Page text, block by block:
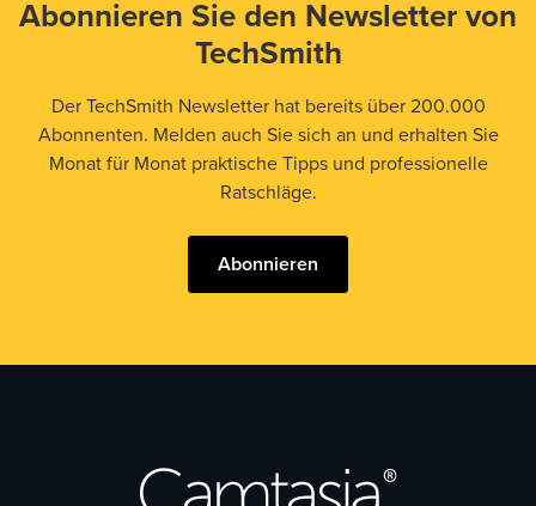
Abonnieren Sie den Newsletter von
TechSmith
Der TechSmith Newsletter hat bereits über 200.000
Abonnenten. Melden auch Sie sich an und erhalten Sie
Monat für Monat praktische Tipps und professionelle
Ratschläge.
Abonnieren